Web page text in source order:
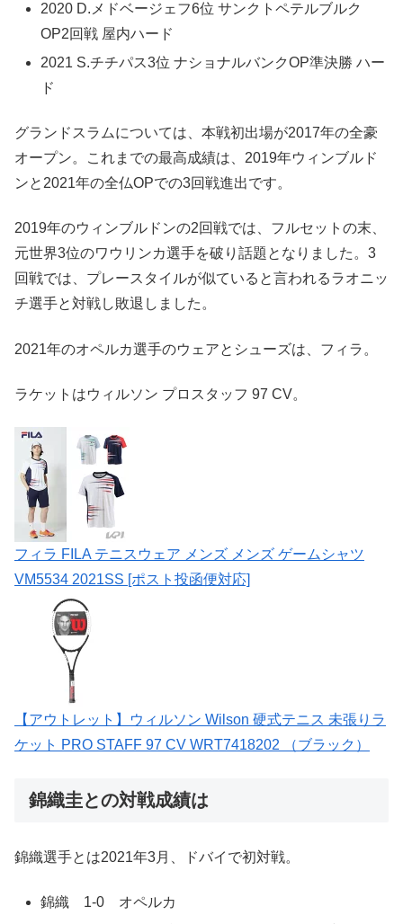
2020 D.メドベージェフ6位 サンクトペテルブルク
OP2回戦 屋内ハード
2021 S.チチパス3位 ナショナルバンクOP準決勝 ハー
ド
グランドスラムについては、本戦初出場が2017年の全豪
オープン。これまでの最高成績は、2019年ウィンブルド
ンと2021年の全仏OPでの3回戦進出です。
2019年のウィンブルドンの2回戦では、フルセットの末、
元世界3位のワウリンカ選手を破り話題となりました。3
回戦では、プレースタイルが似ていると言われるラオニッ
チ選手と対戦し敗退しました。
2021年のオペルカ選手のウェアとシューズは、フィラ。
ラケットはウィルソン プロスタッフ 97 CV。
フィラ FILA テニスウェア メンズ メンズ ゲームシャツ
VM5534 2021SS [ポスト投函便対応]
【アウトレット】ウィルソン Wilson 硬式テニス 未張りラ
ケット PRO STAFF 97 CV WRT7418202 （ブラック）
錦織圭との対戦成績は
錦織選手とは2021年3月、ドバイで初対戦。
錦織 1-0 オペルカ